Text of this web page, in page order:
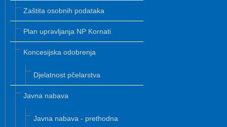
Zaštita osobnih podataka
Plan upravljanja NP Kornati
Koncesijska odobrenja
Djelatnost pčelarstva
Javna nabava
Javna nabava - prethodna